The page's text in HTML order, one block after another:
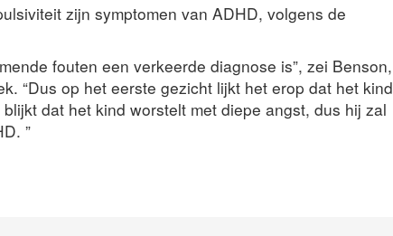
zijn symptomen van ADHD, volgens de
fouten een verkeerde diagnose is”, zei Benson,
“Dus op het eerste gezicht lijkt het erop dat het kind
dat het kind worstelt met diepe angst, dus hij zal
”